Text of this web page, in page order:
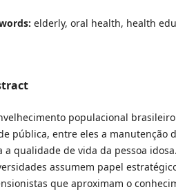
elderly, oral health, health
populacional
pública, entre eles a manutenção
a qualidade de vida da pessoa
assumem papel
que aproximam o